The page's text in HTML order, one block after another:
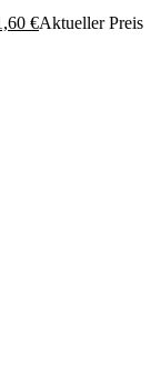
€Aktueller Preis